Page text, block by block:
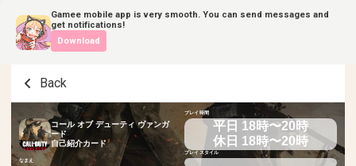
Gamee mobile app is very smooth. You can send messages and
get notifications!
Download
Back
コール オブ デューティ ヴァンガ
ード
自己紹介カード
なまえ
プレイ時間
平日 18時〜20時
休日 18時〜20時
プレイスタイル